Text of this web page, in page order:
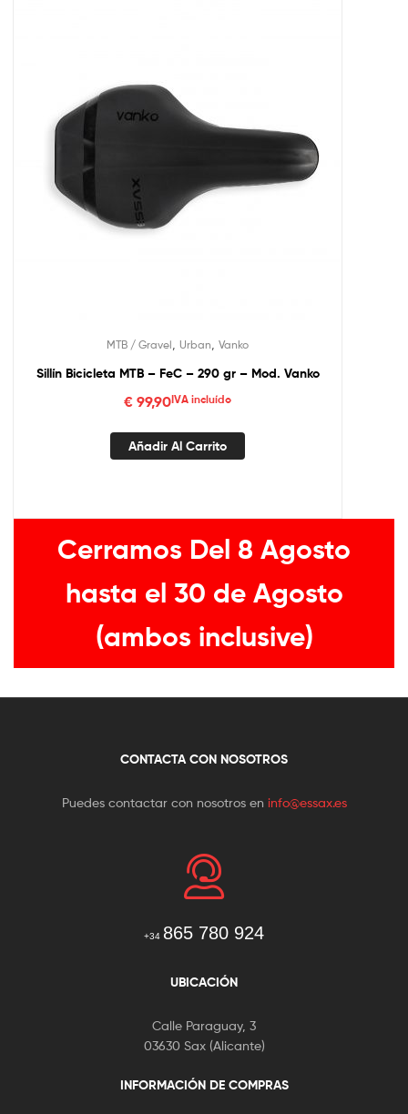
MTB / Gravel Urban Vanko
Sillín Bicicleta MTB – FeC – 290 gr – Mod. Vanko
€ 99,90IVA incluído
Añadir Al Carrito
Cerramos Del 8 Agosto
hasta el 30 de Agosto
(ambos inclusive)
CONTACTA CON NOSOTROS
Puedes contactar con nosotros en info@essax.es
+34 865 780 924
UBICACIÓN
Calle Paraguay, 3
03630 Sax (Alicante)
INFORMACIÓN DE COMPRAS